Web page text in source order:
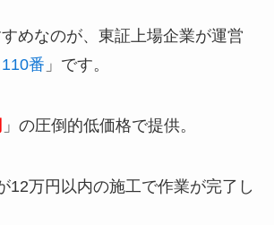
めなのが、東証上場企業が運営
番 」です。
」の圧倒的低価格で提供。
12万円以内の施工で作業が完了し